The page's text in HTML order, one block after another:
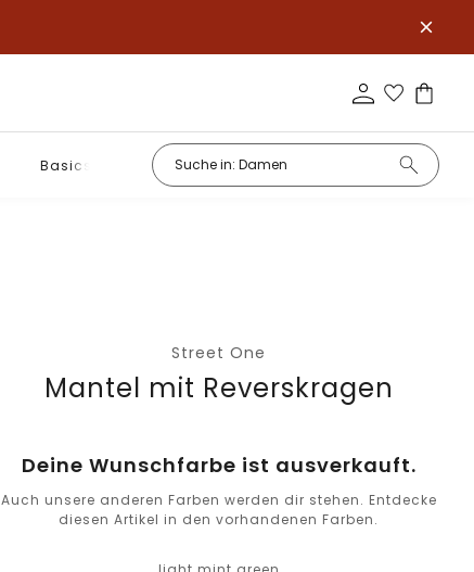
Basics
Street One
Mantel mit Reverskragen
Deine Wunschfarbe ist ausverkauft.
Auch unsere anderen Farben werden dir stehen. Entdecke
diesen Artikel in den vorhandenen Farben.